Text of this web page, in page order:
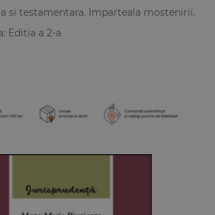
si testamentara. Imparteala mostenirii.
Editia a 2-a